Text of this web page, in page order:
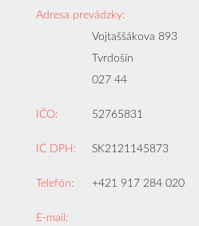
Adresa prevádzky:
Vojtaššákova 893
Tvrdošín
027 44
IČO: 52765831
IČ DPH: SK2121145873
Telefón: +421 917 284 020
E-mail: